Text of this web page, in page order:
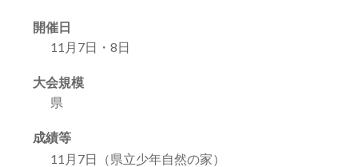
開催日
11月7日・8日
大会規模
県
成績等
11月7日（県立少年自然の家）